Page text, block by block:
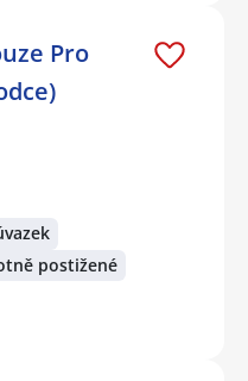
Pro
postižené